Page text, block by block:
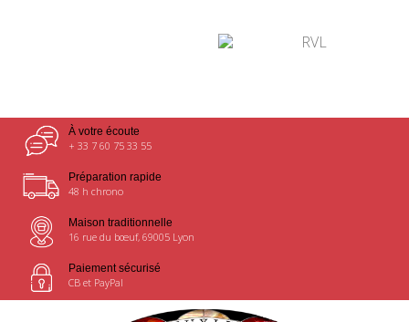
À votre écoute
+ 33 7 60 75 33 55
Préparation rapide
48 h chrono
Maison traditionnelle
16 rue du bœuf, 69005 Lyon
Paiement sécurisé
CB et PayPal